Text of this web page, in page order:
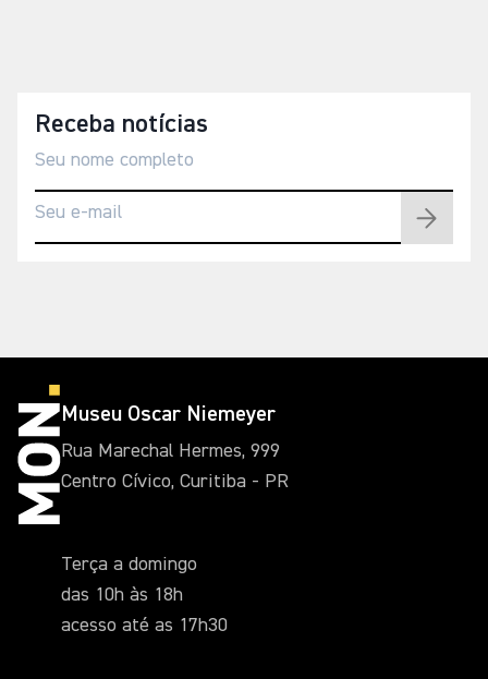
Receba notícias
Museu Oscar Niemeyer
Rua Marechal Hermes, 999
Centro Cívico, Curitiba - PR
Terça a domingo
das 10h às 18h
acesso até as 17h30